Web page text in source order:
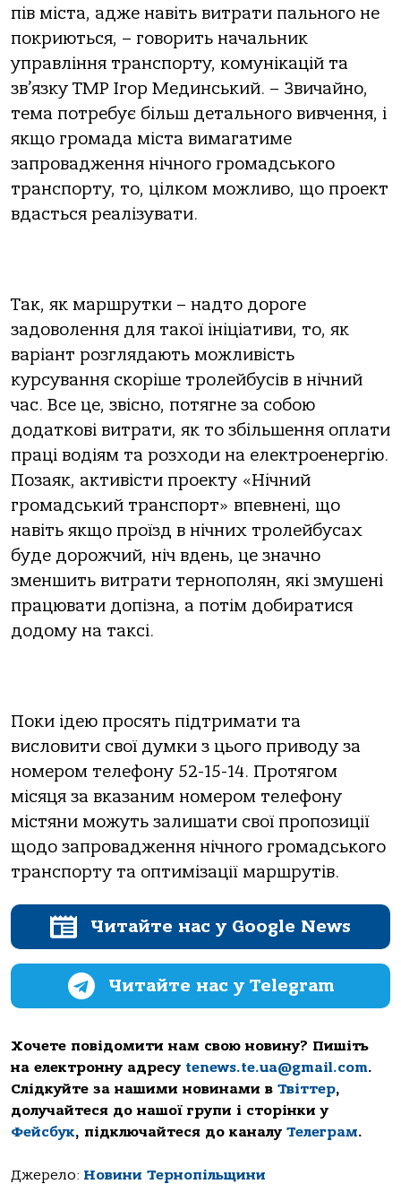
пів міста, адже навіть витрати пального не
покриються, – говорить начальник
управління транспорту, комунікацій та
зв’язку ТМР Ігор Мединський. – Звичайно,
тема потребує більш детального вивчення, і
якщо громада міста вимагатиме
запровадження нічного громадського
транспорту, то, цілком можливо, що проект
вдасться реалізувати.
Так, як маршрутки – надто дороге
задоволення для такої ініціативи, то, як
варіант розглядають можливість
курсування скоріше тролейбусів в нічний
час. Все це, звісно, потягне за собою
додаткові витрати, як то збільшення оплати
праці водіям та розходи на електроенергію.
Позаяк, активісти проекту «Нічний
громадський транспорт» впевнені, що
навіть якщо проїзд в нічних тролейбусах
буде дорожчий, ніч вдень, це значно
зменшить витрати тернополян, які змушені
працювати допізна, а потім добиратися
додому на таксі.
Поки ідею просять підтримати та
висловити свої думки з цього приводу за
номером телефону 52-15-14. Протягом
місяця за вказаним номером телефону
містяни можуть залишати свої пропозиції
щодо запровадження нічного громадського
транспорту та оптимізації маршрутів.
Читайте нас у Google News
Читайте нас у Telegram
Хочете повідомити нам свою новину? Пишіть
на електронну адресу tenews.te.ua@gmail.com.
Слідкуйте за нашими новинами в Твіттер,
долучайтеся до нашої групи і сторінки у
Фейсбук, підключайтеся до каналу Телеграм.
Джерело: Новини Тернопільщини